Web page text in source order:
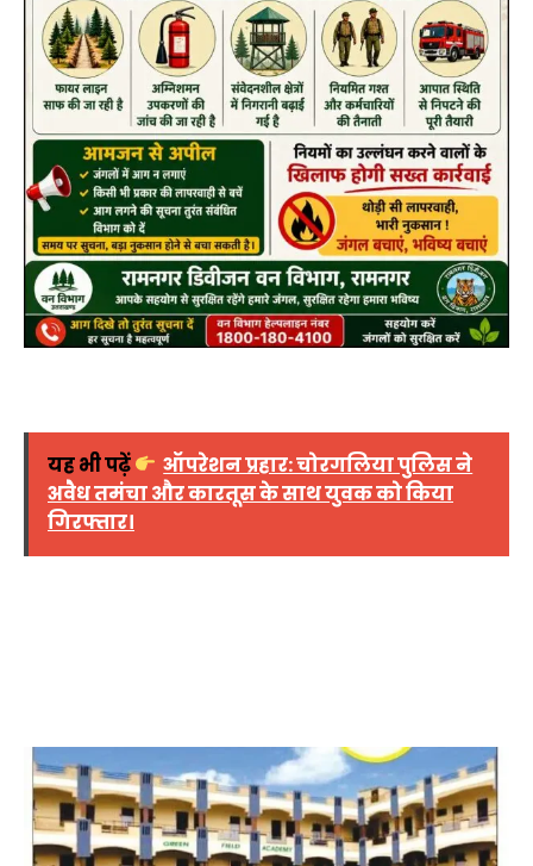
यह भी पढ़ें
ऑपरेशन प्रहार: चोरगलिया पुलिस ने
अवैध तमंचा और कारतूस के साथ युवक को किया
गिरफ्तार।